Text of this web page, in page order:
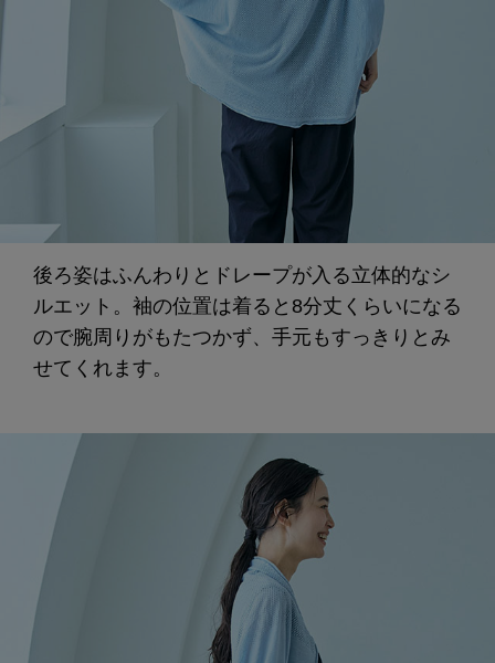
後ろ姿はふんわりとドレープが入る立体的なシ
ルエット。袖の位置は着ると8分丈くらいになる
ので腕周りがもたつかず、手元もすっきりとみ
せてくれます。